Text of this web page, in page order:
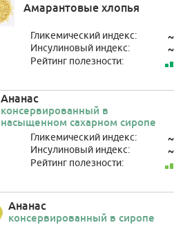
Амарантовые хлопья
Гликемический индекс: ~
Инсулиновый индекс: ~
Рейтинг полезности:
Ананас
консервированный в
насыщенном сахарном сиропе
Гликемический индекс: ~
Инсулиновый индекс: ~
Рейтинг полезности:
Ананас
консервированный в сиропе